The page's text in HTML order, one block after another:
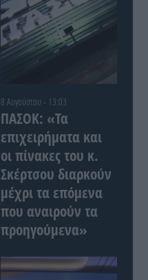
8 Αυγούστου - 13:03
ΠΑΣΟΚ: «Τα
επιχειρήματα και
οι πίνακες του κ.
Σκέρτσου διαρκούν
μέχρι τα επόμενα
που αναιρούν τα
προηγούμενα»